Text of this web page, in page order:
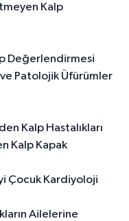
Kalp
Değerlendirmesi
Patolojik Üfürümler
Kalp Hastalıkları
Kalp Kapak
Çocuk Kardiyoloji
Ailelerine